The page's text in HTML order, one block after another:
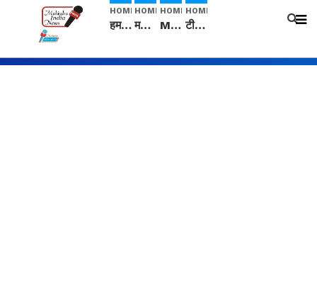
HOME
हम सनातनी..." सांसद kangana Ranaut से क्या बोली लड़की? Viral Jantar-Mantar | CJP protest
HOME
मनीषा हत्याकांड: हत्या, आत्महत्या या कोई बड़ा राज? | Full Story | Josh Haryana
HOME
Mangalsutra: हिंदू धर्म में शादी के बाद मंगलसूत्र क्यों पहनती है महिलाएं, किसने शुरु की ये परंपरा
HOME
टीम बीकेई ने एग्रीकल्चर ग्रेड की यूरिया खाद गट्टों में बदलकर टेक्निकल ग्रेड में बेचने वालों पर करवाई कार्रवाई: लखविंदर सिंह औलख